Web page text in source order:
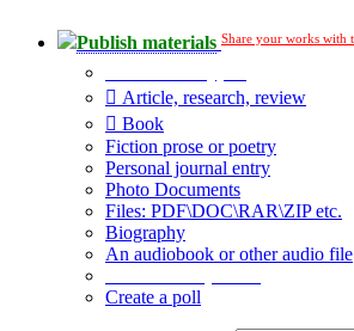
Publish materials Share your works with
Article, research, review
Book
Fiction prose or poetry
Personal journal entry
Photo Documents
Files: PDF\DOC\RAR\ZIP etc.
Biography
An audiobook or other audio file
Create a poll